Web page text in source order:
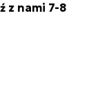
z nami 7-8